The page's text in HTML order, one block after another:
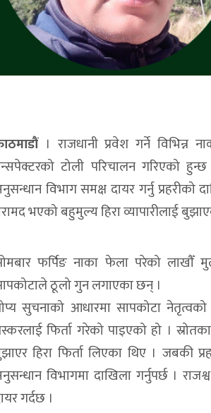
। राजधानी प्रवेश गर्ने विभिन्न
टोली परिचालन गरिएको
विभाग समक्ष दायर गर्नु प्रहरीको
भएको बहुमुल्य हिरा व्यापारीलाई
फर्पिङ नाका फेला परेको लाखौँ
ठूलो गुन लगाएका छन् ।
सुचनाको आधारमा सापकोटा
फिर्ता गरेको पाइएको हो ।
हिरा फिर्ता लिएका थिए । जबकी
विभागमा दाखिला गर्नुपर्छ ।
गर्दछ ।